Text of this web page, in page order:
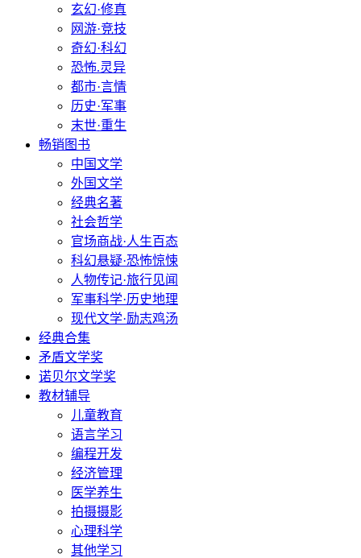
玄幻·修真
网游·竞技
奇幻·科幻
恐怖.灵异
都市·言情
历史·军事
末世·重生
畅销图书
中国文学
外国文学
经典名著
社会哲学
官场商战·人生百态
科幻悬疑·恐怖惊悚
人物传记·旅行见闻
军事科学·历史地理
现代文学·励志鸡汤
经典合集
矛盾文学奖
诺贝尔文学奖
教材辅导
儿童教育
语言学习
编程开发
经济管理
医学养生
拍摄摄影
心理科学
其他学习